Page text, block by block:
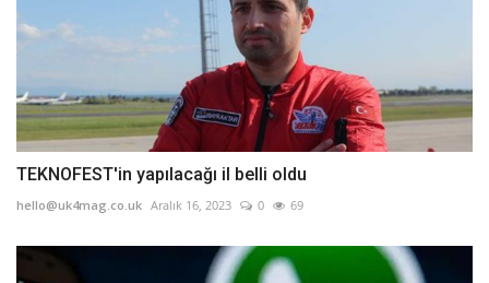
TEKNOFEST'in yapılacağı il belli oldu
hello@uk4mag.co.uk Aralık 16, 2023 0 69